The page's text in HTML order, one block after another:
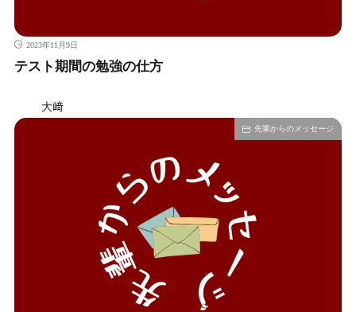
2023年11月9日
テスト期間の勉強の仕方
大﨑
先輩からのメッセージ